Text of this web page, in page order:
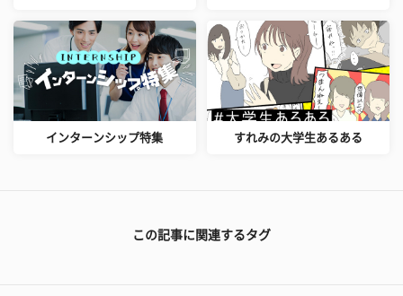
インターンシップ特集 すれみの大学生あるある
この記事に関連するタグ